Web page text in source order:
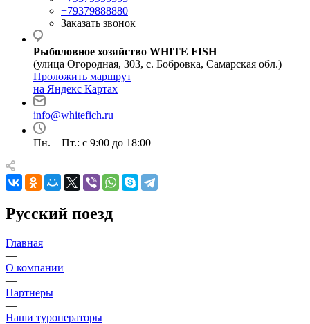
+79379888880
Заказать звонок
Рыболовное хозяйство WHITE FISH
(улица Огородная, 303, с. Бобровка, Самарская обл.)
Проложить маршрут
на Яндекс Картах
info@whitefich.ru
Пн. – Пт.: с 9:00 до 18:00
Русский поезд
Главная
—
О компании
—
Партнеры
—
Наши туроператоры